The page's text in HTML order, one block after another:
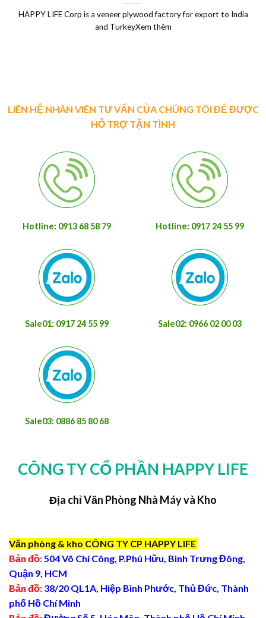
for export to India
Laminated Wood, LVL Laminated
Vietnam, LVL Timber, Vietnam
LIÊN HỆ NHÂN VIÊN TƯ VẤN CỦA CHÚNG TÔI ĐỂ ĐƯỢC
HỖ TRỢ TẬN TÌNH
Hotline: 0913 68 58 79 Hotline: 0917 24 55 99
Sale01: 0917 24 55 99 Sale02: 0966 02 00 03
Sale03: 0886 85 80 68
CÔNG TY CỔ PHẦN HAPPY LIFE
Địa chỉ Văn Phòng Nhà Máy và Kho
Văn phòng & kho CÔNG TY CP HAPPY LIFE
Bản đồ:504 Võ Chí Công, P.Phú Hữu, Bình Trưng Đông,
Quận 9, HCM
Bản đồ: 38/20 QL1A, Hiệp Bình Phước, Thủ Đức, Thành
phố Hồ Chí Minh